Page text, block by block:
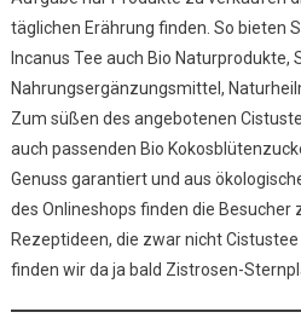
täglichen Erährung finden. So bieten
Incanus Tee auch Bio Naturprodukte,
Nahrungsergänzungsmittel,
Zum süßen des angebotenen
auch passenden Bio
Genuss garantiert und aus
des Onlineshops finden die Besucher
Rezeptideen, die zwar nicht
finden wir da ja bald Zistrosen-